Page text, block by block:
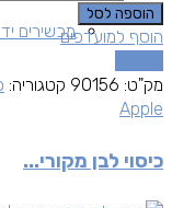
מכשירים יד 2
הוספה לסל
הוסף למועדפים
מק"ט: 90156 קטגוריה:
Apple
כיסוי לבן מקורי...